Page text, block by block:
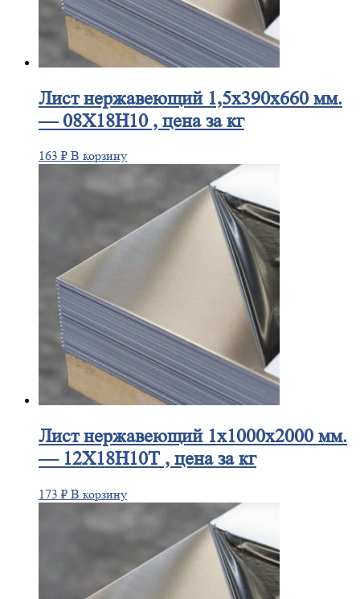
Листнержавеющий 1,5x390x660 мм.
— 08Х18Н10 , цена за кг
163 ₽ В корзину
Листнержавеющий 1x1000x2000 мм.
— 12Х18Н10Т , цена за кг
173 ₽ В корзину